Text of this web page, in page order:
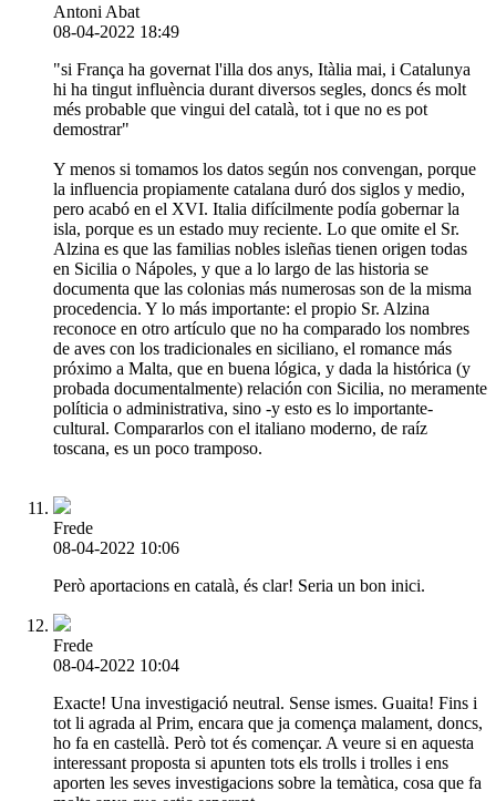
Antoni Abat
08-04-2022 18:49
"si França ha governat l'illa dos anys, Itàlia mai, i Catalunya
hi ha tingut influència durant diversos segles, doncs és molt
més probable que vingui del català, tot i que no es pot
demostrar"
Y menos si tomamos los datos según nos convengan, porque
la influencia propiamente catalana duró dos siglos y medio,
pero acabó en el XVI. Italia difícilmente podía gobernar la
isla, porque es un estado muy reciente. Lo que omite el Sr.
Alzina es que las familias nobles isleñas tienen origen todas
en Sicilia o Nápoles, y que a lo largo de las historia se
documenta que las colonias más numerosas son de la misma
procedencia. Y lo más importante: el propio Sr. Alzina
reconoce en otro artículo que no ha comparado los nombres
de aves con los tradicionales en siciliano, el romance más
próximo a Malta, que en buena lógica, y dada la histórica (y
probada documentalmente) relación con Sicilia, no meramente
políticia o administrativa, sino -y esto es lo importante-
cultural. Compararlos con el italiano moderno, de raíz
toscana, es un poco tramposo.
Frede
08-04-2022 10:06
Però aportacions en català, és clar! Seria un bon inici.
Frede
08-04-2022 10:04
Exacte! Una investigació neutral. Sense ismes. Guaita! Fins i
tot li agrada al Prim, encara que ja comença malament, doncs,
ho fa en castellà. Però tot és començar. A veure si en aquesta
interessant proposta si apunten tots els trolls i trolles i ens
aporten les seves investigacions sobre la temàtica, cosa que fa